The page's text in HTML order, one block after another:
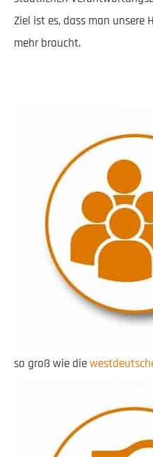
Ziel ist es, dass man unsere
mehr braucht.
so groß wie die